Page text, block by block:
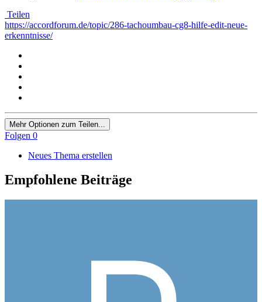
Teilen
https://accordforum.de/topic/286-tachoumbau-cg8-hilfe-edit-neue-
erkenntnisse/
Mehr Optionen zum Teilen...
Folgen 0
Neues Thema erstellen
Empfohlene Beiträge